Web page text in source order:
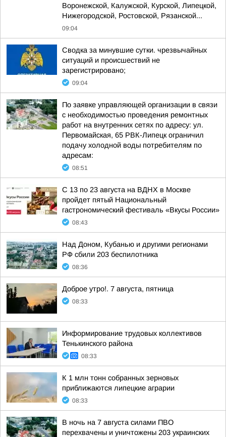
Воронежской, Калужской, Курской, Липецкой,
Нижегородской, Ростовской, Рязанской...
09:04
Сводка за минувшие сутки. чрезвычайных
ситуаций и происшествий не
зарегистрировано;
09:04
По заявке управляющей организации в связи
с необходимостью проведения ремонтных
работ на внутренних сетях по адресу: ул.
Первомайская, 65 РВК-Липецк ограничил
подачу холодной воды потребителям по
адресам:
08:51
С 13 по 23 августа на ВДНХ в Москве
пройдет пятый Национальный
гастрономический фестиваль «Вкусы России»
08:43
Над Доном, Кубанью и другими регионами
РФ сбили 203 беспилотника
08:36
Доброе утро!. 7 августа, пятница
08:33
Информирование трудовых коллективов
Тенькинского района
08:33
К 1 млн тонн собранных зерновых
приближаются липецкие аграрии
08:33
В ночь на 7 августа силами ПВО
перехвачены и уничтожены 203 украинских